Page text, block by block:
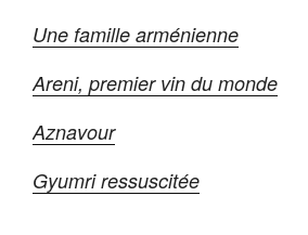
Une famille arménienne
Areni, premier vin du monde
Aznavour
Gyumri ressuscitée